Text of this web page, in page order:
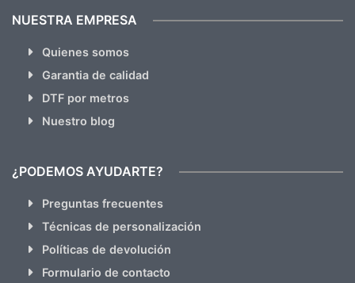
NUESTRA EMPRESA
Quienes somos
Garantia de calidad
DTF por metros
Nuestro blog
¿PODEMOS AYUDARTE?
Preguntas frecuentes
Técnicas de personalización
Políticas de devolución
Formulario de contacto